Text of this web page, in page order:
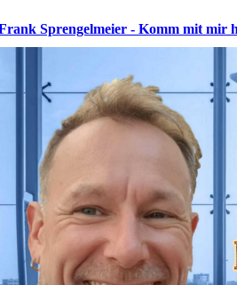
Sprengelmeier - Komm mit mir